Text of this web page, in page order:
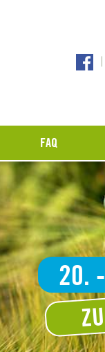
FAQ
20.